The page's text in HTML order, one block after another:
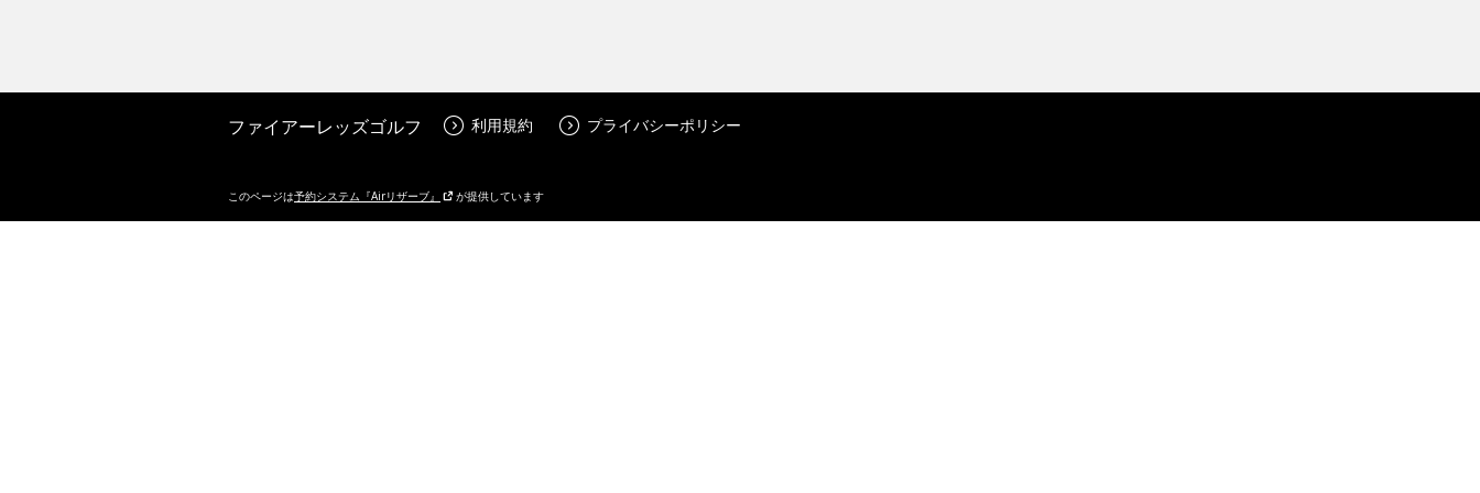
ファイアーレッズゴルフ 利用規約 プライバシーポリシー
このページは予約システム『Airリザーブ』 が提供しています